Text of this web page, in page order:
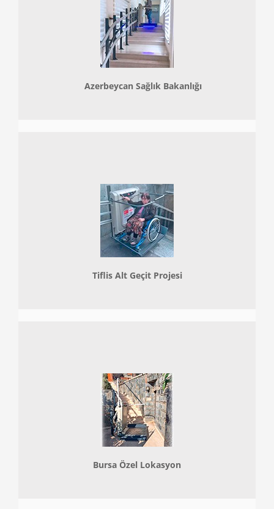
Azerbeycan Sağlık Bakanlığı
Tiflis Alt Geçit Projesi
Bursa Özel Lokasyon